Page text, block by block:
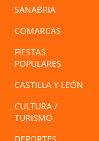
SANABRIA
COMARCAS
FIESTAS
POPULARES
CASTILLA Y LEÓN
CULTURA /
TURISMO